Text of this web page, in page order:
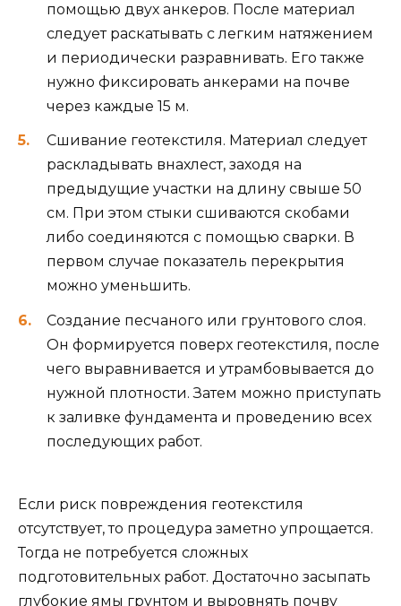
помощью двух анкеров. После материал
следует раскатывать с легким натяжением
и периодически разравнивать. Его также
нужно фиксировать анкерами на почве
через каждые 15 м.
Сшивание геотекстиля. Материал следует
раскладывать внахлест, заходя на
предыдущие участки на длину свыше 50
см. При этом стыки сшиваются скобами
либо соединяются с помощью сварки. В
первом случае показатель перекрытия
можно уменьшить.
Создание песчаного или грунтового слоя.
Он формируется поверх геотекстиля, после
чего выравнивается и утрамбовывается до
нужной плотности. Затем можно приступать
к заливке фундамента и проведению всех
последующих работ.
Если риск повреждения геотекстиля
отсутствует, то процедура заметно упрощается.
Тогда не потребуется сложных
подготовительных работ. Достаточно засыпать
глубокие ямы грунтом и выровнять почву